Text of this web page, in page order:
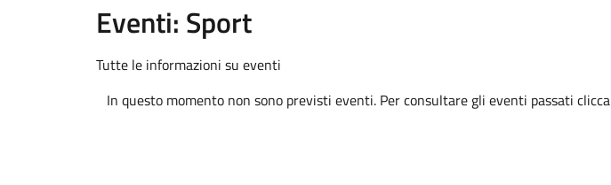
Eventi: Sport
Tutte le informazioni su eventi
In questo momento non sono previsti eventi. Per consultare gli eventi passati clicca